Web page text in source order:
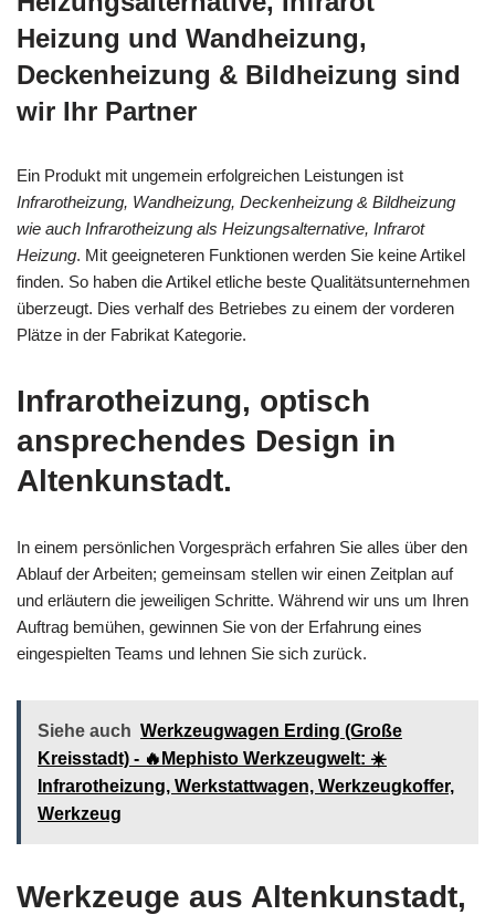
Heizung und Wandheizung,
Deckenheizung & Bildheizung sind
wir Ihr Partner
Ein Produkt mit ungemein erfolgreichen Leistungen ist
Infrarotheizung, Wandheizung, Deckenheizung & Bildheizung
wie auch Infrarotheizung als Heizungsalternative, Infrarot
Heizung. Mit geeigneteren Funktionen werden Sie keine Artikel
finden. So haben die Artikel etliche beste Qualitätsunternehmen
überzeugt. Dies verhalf des Betriebes zu einem der vorderen
Plätze in der Fabrikat Kategorie.
Infrarotheizung, optisch
ansprechendes Design in
Altenkunstadt.
In einem persönlichen Vorgespräch erfahren Sie alles über den
Ablauf der Arbeiten; gemeinsam stellen wir einen Zeitplan auf
und erläutern die jeweiligen Schritte. Während wir uns um Ihren
Auftrag bemühen, gewinnen Sie von der Erfahrung eines
eingespielten Teams und lehnen Sie sich zurück.
Siehe auch Werkzeugwagen Erding (Große
Kreisstadt) - 🔥Mephisto Werkzeugwelt: ☀️
Infrarotheizung, Werkstattwagen, Werkzeugkoffer,
Werkzeug
Werkzeuge aus Altenkunstadt,